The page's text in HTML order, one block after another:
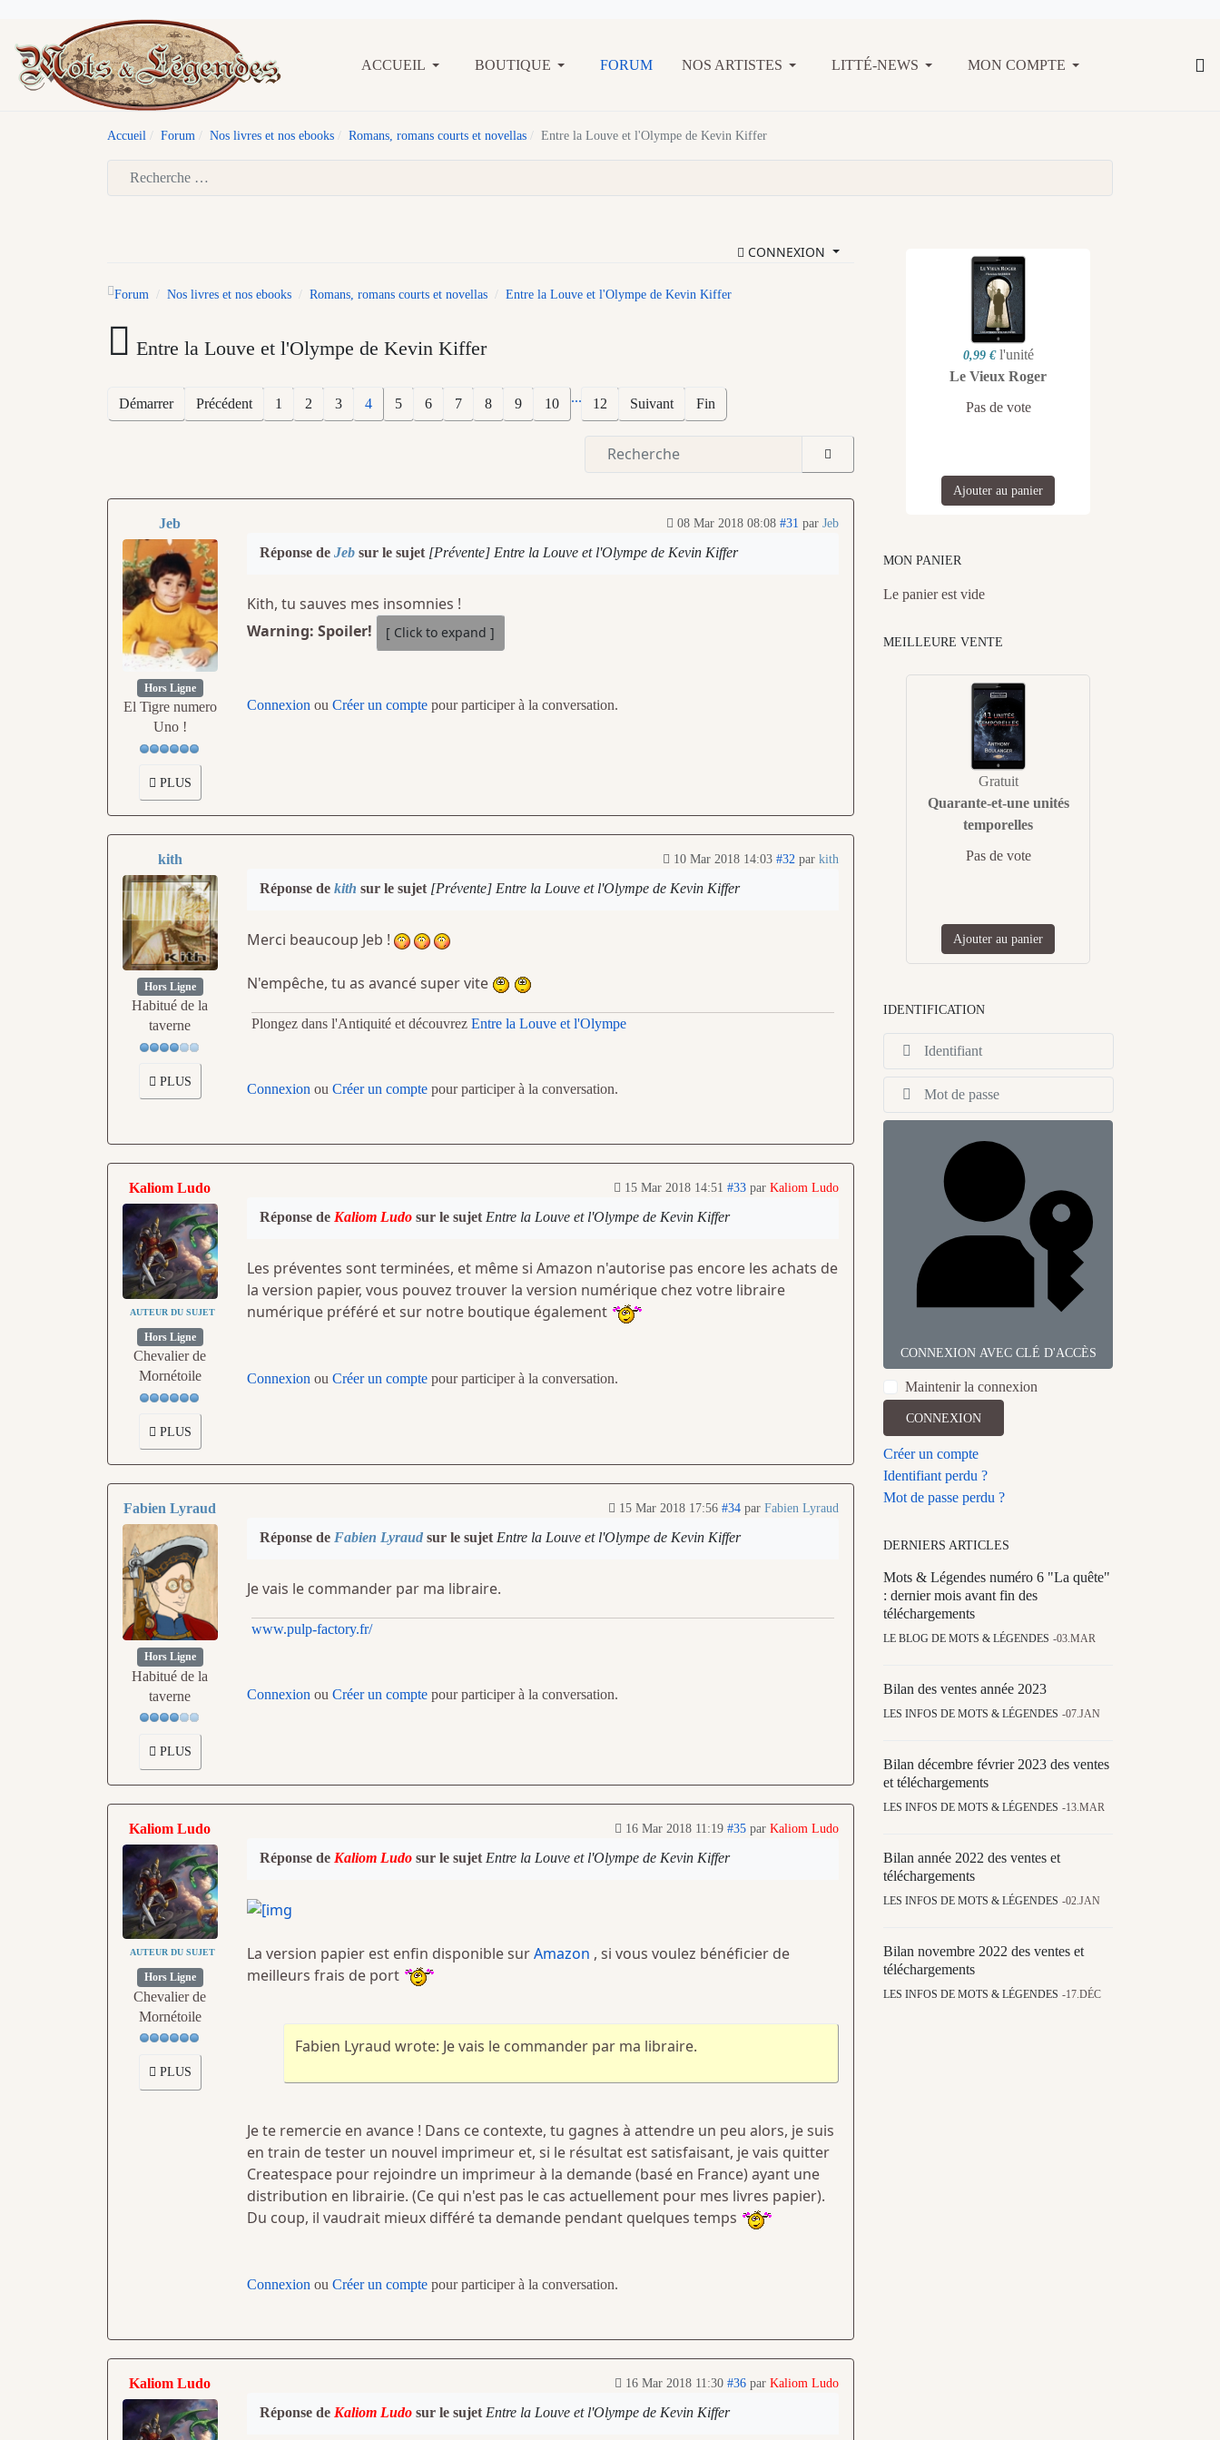
ACCUEIL BOUTIQUE FORUM NOS ARTISTES LITTÉ-NEWS MON COMPTE
Accueil Forum Nos livres et nos ebooks Romans, romans courts et novellas Entre la Louve et l'Olympe de Kevin Kiffer
CONNEXION
Forum Nos livres et nos ebooks Romans, romans courts et novellas Entre la Louve et l'Olympe de Kevin Kiffer
Entre la Louve et l'Olympe de Kevin Kiffer
Démarrer Précédent 1 2 3 4 5 6 7 8 9 10 ... 12 Suivant Fin
Jeb
Hors Ligne
El Tigre numero
Uno !
PLUS
08 Mar 2018 08:08 #31 par Jeb
Réponse de Jebsur le sujet [Prévente] Entre la Louve et l'Olympe de Kevin Kiffer
Kith, tu sauves mes insomnies !
Warning: Spoiler!
Connexion ou Créer un comptepour participer à la conversation.
kith
Hors Ligne
Habitué de la
taverne
PLUS
10 Mar 2018 14:03 #32 par kith
Réponse de kith sur le sujet [Prévente] Entre la Louve et l'Olympe de Kevin Kiffer
Merci beaucoup Jeb !
N'empêche, tu as avancé super vite
Plongez dans l'Antiquité et découvrez Entre la Louve et l'Olympe
Connexion ou Créer un comptepour participer à la conversation.
Kaliom Ludo
AUTEUR DU SUJET
Hors Ligne
Chevalier de
Mornétoile
PLUS
15 Mar 2018 14:51 #33 par Kaliom Ludo
Réponse de Kaliom Ludosur le sujet Entre la Louve et l'Olympe de Kevin Kiffer
Les préventes sont terminées, et même si Amazon n'autorise pas encore les achats de
la version papier, vous pouvez trouver la version numérique chez votre libraire
numérique préféré et sur notre boutique également
Connexion ou Créer un comptepour participer à la conversation.
Fabien Lyraud
Hors Ligne
Habitué de la
taverne
PLUS
15 Mar 2018 17:56 #34 par Fabien Lyraud
Réponse de Fabien Lyraudsur le sujet Entre la Louve et l'Olympe de Kevin Kiffer
Je vais le commander par ma libraire.
www.pulp-factory.fr/
Connexion ou Créer un comptepour participer à la conversation.
Kaliom Ludo
AUTEUR DU SUJET
Hors Ligne
Chevalier de
Mornétoile
PLUS
16 Mar 2018 11:19 #35 par Kaliom Ludo
Réponse de Kaliom Ludosur le sujet Entre la Louve et l'Olympe de Kevin Kiffer
La version papier est enfin disponible surAmazon , si vous voulez bénéficier de
meilleurs frais de port
Fabien Lyraud wrote: Je vais le commander par ma libraire.
Je te remercie en avance ! Dans ce contexte, tu gagnes à attendre un peu alors, je suis
en train de tester un nouvel imprimeur et, si le résultat est satisfaisant, je vais quitter
Createspace pour rejoindre un imprimeur à la demande (basé en France) ayant une
distribution en librairie. (Ce qui n'est pas le cas actuellement pour mes livres papier).
Du coup, il vaudrait mieux différé ta demande pendant quelques temps
Connexion ou Créer un comptepour participer à la conversation.
Kaliom Ludo 16 Mar 2018 11:30 #36 par Kaliom Ludo
Réponse de Kaliom Ludosur le sujet Entre la Louve et l'Olympe de Kevin Kiffer
0,99 € l'unité
Le Vieux Roger
Pas de vote
Ajouter au panier
MON PANIER
Le panier est vide
MEILLEURE VENTE
Gratuit
Quarante-et-une unités
temporelles
Pas de vote
Ajouter au panier
IDENTIFICATION
CONNEXION AVEC CLÉ D'ACCÈS
Maintenir la connexion
CONNEXION
Créer un compte
Identifiant perdu ?
Mot de passe perdu ?
DERNIERS ARTICLES
Mots & Légendes numéro 6 "La quête"
: dernier mois avant fin des
téléchargements
LE BLOG DE MOTS & LÉGENDES 03.MAR
Bilan des ventes année 2023
LES INFOS DE MOTS & LÉGENDES 07.JAN
Bilan décembre février 2023 des ventes
et téléchargements
LES INFOS DE MOTS & LÉGENDES 13.MAR
Bilan année 2022 des ventes et
téléchargements
LES INFOS DE MOTS & LÉGENDES 02.JAN
Bilan novembre 2022 des ventes et
téléchargements
LES INFOS DE MOTS & LÉGENDES 17.DÉC